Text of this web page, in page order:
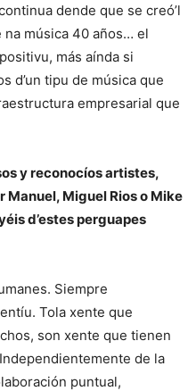
dende que se creó’l
na música 40 años… el
más aínda si
d’un tipu de música que
empresarial que
y reconocíos artistes,
Miguel Rios o Mike
d’estes perguapes
Siempre
Tola xente que
son xente que tienen
de la
puntual,